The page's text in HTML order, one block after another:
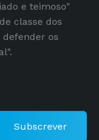
e teimoso"
classe dos
os
Subscrever